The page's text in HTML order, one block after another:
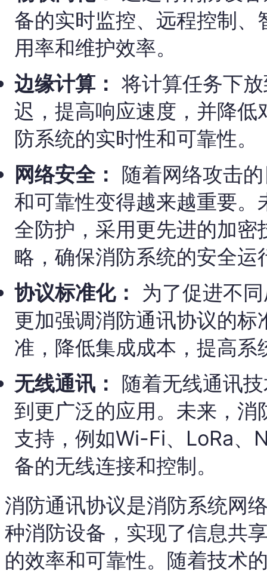
备的实时监控、远程控制
用率和维护效率。
边缘计算： 将计算任务下
迟，提高响应速度，并降
防系统的实时性和可靠性。
网络安全： 随着网络攻击
和可靠性变得越来越重要
全防护，采用更先进的加
略，确保消防系统的安全运
协议标准化：
为了促进不
更加强调消防通讯协议的
准，降低集成成本，提高系
无线通讯： 随着无线通讯
到更广泛的应用。未来，
支持，例如Wi-Fi、LoRa、
备的无线连接和控制。
消防通讯协议是消防系统网
种消防设备，实现了信息共
的效率和可靠性。随着技术